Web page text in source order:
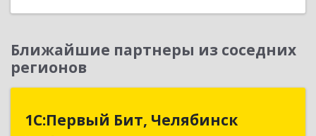
Ближайшие партнеры из соседних
регионов
1С:Первый Бит, Челябинск
1С:Первый Бит, Челябинск